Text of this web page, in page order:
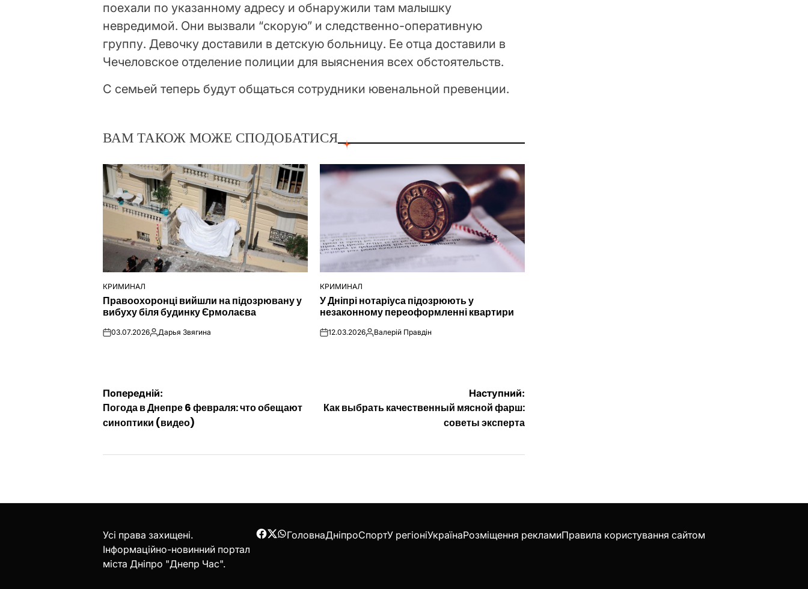
поехали по указанному адресу и обнаружили там малышку
невредимой. Они вызвали “скорую” и следственно-оперативную
группу. Девочку доставили в детскую больницу. Ее отца доставили в
Чечеловское отделение полиции для выяснения всех обстоятельств.
С семьей теперь будут общаться сотрудники ювенальной превенции.
ВАМ ТАКОЖ МОЖЕ СПОДОБАТИСЯ
ОПУБЛІКУВАТИ
КРИМИНАЛ
Правоохоронці вийшли на підозрювану у
вибуху біля будинку Єрмолаєва
on03.07.2026Опубліковано
Дарья Звягина
ОПУБЛІКУВАТИ
У
КРИМИНАЛ
У Дніпрі нотаріуса підозрюють у
незаконному переоформленні квартири
on12.03.2026Опубліковано
Валерій Правдін
Навігація
записів
Попередній:
Погода в Днепре 6 февраля: что обещают
синоптики (видео)
Наступний:
Как выбрать качественный мясной фарш:
советы эксперта
Усі права захищені.
Інформаційно-новинний портал
міста Дніпро "Днепр Час".
Facebook
Twitter
WhatsApp
ГоловнаДніпроСпортУ регіоніУкраїнаРозміщення рекламиПравила користування сайтом